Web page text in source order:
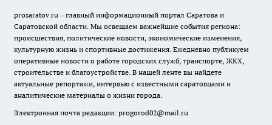
prosaratov.ru – главный информационный портал Саратова и
Саратовской области. Мы освещаем важнейшие события региона:
происшествия, политические новости, экономические изменения,
культурную жизнь и спортивные достижения. Ежедневно публикуем
оперативные новости о работе городских служб, транспорте, ЖКХ,
строительстве и благоустройстве. В нашей ленте вы найдете
актуальные репортажи, интервью с известными саратовцами и
аналитические материалы о жизни города.
Электронная почта редакции: progorod02@mail.ru